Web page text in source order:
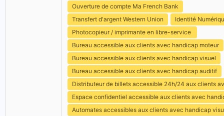
Ouverture de compte Ma French Bank
Transfert d'argent Western Union
Identité
Photocopieur / imprimante en libre-service
Bureau accessible aux clients avec handicap moteur
Bureau accessible aux clients avec handicap visuel
Bureau accessible aux clients avec handicap auditif
Distributeur de billets accessible 24h/24 aux clients
Espace confidentiel accessible aux clients avec
Automates accessibles aux clients avec handicap